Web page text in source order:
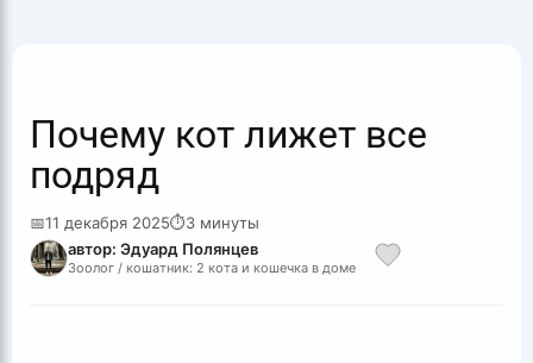
Почему кот лижет все
подряд
📅11 декабря 2025⏱3 минуты
автор: Эдуард Полянцев
Зоолог / кошатник: 2 кота и кошечка в доме